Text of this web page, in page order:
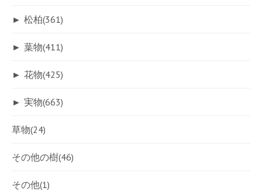
► 松柏(361)
► 葉物(411)
► 花物(425)
► 実物(663)
草物(24)
その他の樹(46)
その他(1)